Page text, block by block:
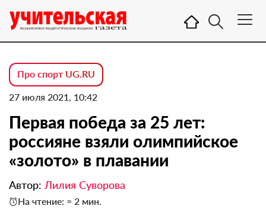
Про спорт UG.RU
27 июля 2021, 10:42
Первая победа за 25 лет:
россияне взяли олимпийское
«золото» в плавании
Автор: Лилия Суворова
На чтение: ≈ 2 мин.